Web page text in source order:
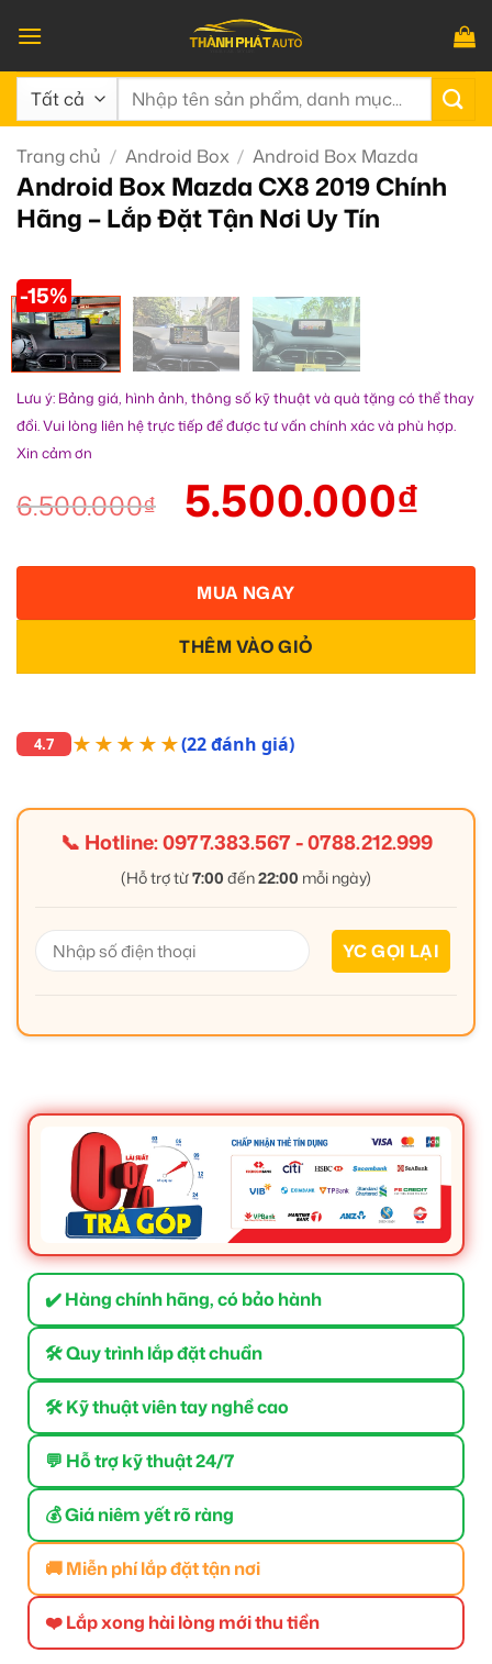
qua
nội
dung
Tìm
Trang chủ / Android Box / Android Box Mazda
Android Box Mazda CX8 2019 Chính
Hãng – Lắp Đặt Tận Nơi Uy Tín
-15%
Lưu ý: Bảng giá, hình ảnh, thông số kỹ thuật và quà tặng có thể thay
đổi. Vui lòng liên hệ trực tiếp để được tư vấn chính xác và phù hợp.
Xin cảm ơn
6.500.000₫ 5.500.000₫
THÊM VÀO GIỎ
MUA NGAY
4.7 ★★★★★(22 đánh giá)
📞 Hotline:0977.383.567-0788.212.999
(Hỗ trợ từ7:00 đến22:00 mỗi ngày)
✔️ Hàng chính hãng, có bảo hành
🛠 Quy trình lắp đặt chuẩn
🛠 Kỹ thuật viên tay nghề cao
💬 Hỗ trợ kỹ thuật 24/7
💰 Giá niêm yết rõ ràng
🚚 Miễn phí lắp đặt tận nơi
❤️ Lắp xong hài lòng mới thu tiền